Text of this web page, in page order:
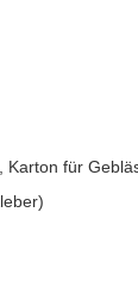
Karton für